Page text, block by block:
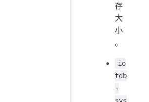
存
大
小
。
io
tdb
-